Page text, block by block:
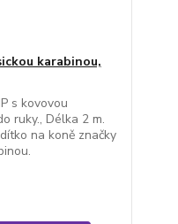
karabinou,
s kovovou
ruky., Délka 2 m.
na koně značky